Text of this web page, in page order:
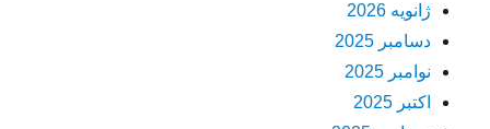
ژانویه 2026
دسامبر 2025
نوامبر 2025
اکتبر 2025